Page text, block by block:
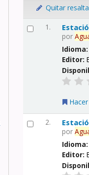
Quitar
1.
por
Editor:
2.
por
Editor: